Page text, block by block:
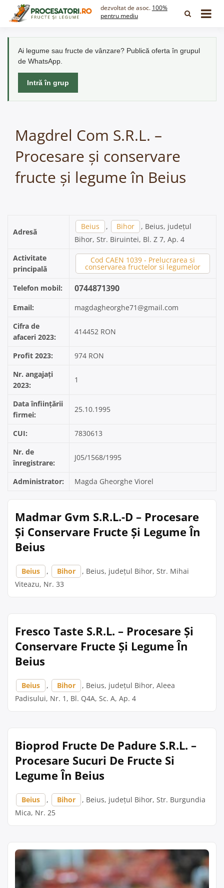
dezvoltat de asoc. 100%
pentru mediu
Ai legume sau fructe de vânzare? Publică oferta în grupul
de WhatsApp.
Intră în grup
Magdrel Com S.R.L. –
Procesare și conservare
fructe și legume în Beius
Adresă
Beius , Bihor
, Beius, județul
Bihor, Str. Biruintei, Bl. Z 7, Ap. 4
Activitate
principală
Cod CAEN 1039 - Prelucrarea si
conservarea fructelor si legumelor
Telefon mobil: 0744871390
Email:
magdagheorghe71@gmail.com
Cifra de
afaceri 2023:
414452 RON
Profit 2023:
974 RON
Nr. angajați
2023:
1
Data înființării
firmei:
25.10.1995
CUI:
7830613
Nr. de
înregistrare:
J05/1568/1995
Administrator: Magda Gheorghe Viorel
Madmar Gvm S.R.L.-D – Procesare
Și Conservare Fructe Și Legume În
Beius
Beius , Bihor
, Beius, județul Bihor, Str. Mihai
Viteazu, Nr. 33
Fresco Taste S.R.L. – Procesare Și
Conservare Fructe Și Legume În
Beius
Beius , Bihor
, Beius, județul Bihor, Aleea
Padisului, Nr. 1, Bl. Q4A, Sc. A, Ap. 4
Bioprod Fructe De Padure S.R.L. –
Procesare Sucuri De Fructe Si
Legume În Beius
Beius , Bihor
, Beius, județul Bihor, Str. Burgundia
Mica, Nr. 25